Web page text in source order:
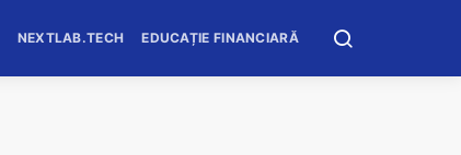
NEXTLAB.TECH EDUCAȚIE FINANCIARĂ